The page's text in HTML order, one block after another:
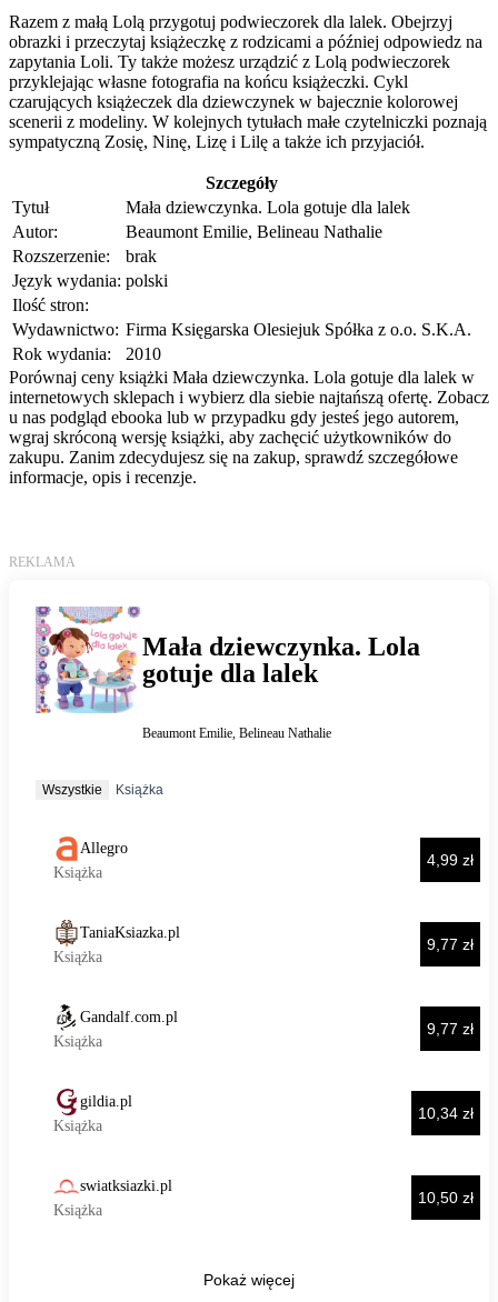
Razem z małą Lolą przygotuj podwieczorek dla lalek. Obejrzyj
obrazki i przeczytaj książeczkę z rodzicami a później odpowiedz na
zapytania Loli. Ty także możesz urządzić z Lolą podwieczorek
przyklejając własne fotografia na końcu książeczki. Cykl
czarujących książeczek dla dziewczynek w bajecznie kolorowej
scenerii z modeliny. W kolejnych tytułach małe czytelniczki poznają
sympatyczną Zosię, Ninę, Lizę i Lilę a także ich przyjaciół.
Szczegóły
Tytuł
Mała dziewczynka. Lola gotuje dla lalek
Autor:
Beaumont Emilie, Belineau Nathalie
Rozszerzenie:
brak
Język wydania: polski
Ilość stron:
Wydawnictwo: Firma Księgarska Olesiejuk Spółka z o.o. S.K.A.
Rok wydania:
2010
Porównaj ceny książki Mała dziewczynka. Lola gotuje dla lalek w
internetowych sklepach i wybierz dla siebie najtańszą ofertę. Zobacz
u nas podgląd ebooka lub w przypadku gdy jesteś jego autorem,
wgraj skróconą wersję książki, aby zachęcić użytkowników do
zakupu. Zanim zdecydujesz się na zakup, sprawdź szczegółowe
informacje, opis i recenzje.